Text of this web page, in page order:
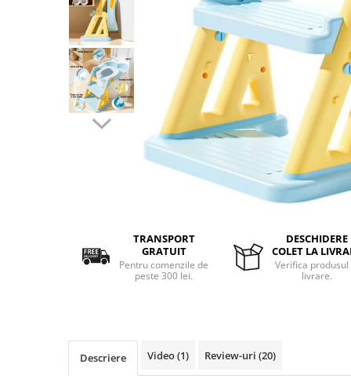
Aparate de vidat
Benzi dublu adezive
Dispozitiv indepartare papiloame
Etajere depozitare
Irigatoare bucale
Capace WC copii & Reductoare WC
Pernute bebe
TRANSPORT
GRATUIT
Pentru comenzile de
peste 300 lei.
DESCHIDERE
COLET LA
Verifica produsul
livrare.
Descriere Video(1) Review-uri (20)